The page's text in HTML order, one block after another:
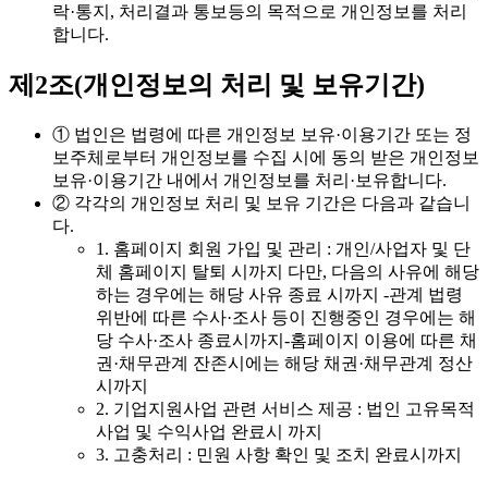
락·통지, 처리결과 통보등의 목적으로 개인정보를 처리
합니다.
제2조(개인정보의 처리 및 보유기간)
① 법인은 법령에 따른 개인정보 보유·이용기간 또는 정
보주체로부터 개인정보를 수집 시에 동의 받은 개인정보
보유·이용기간 내에서 개인정보를 처리·보유합니다.
② 각각의 개인정보 처리 및 보유 기간은 다음과 같습니
다.
1. 홈페이지 회원 가입 및 관리 : 개인/사업자 및 단
체 홈페이지 탈퇴 시까지 다만, 다음의 사유에 해당
하는 경우에는 해당 사유 종료 시까지 -관계 법령
위반에 따른 수사·조사 등이 진행중인 경우에는 해
당 수사·조사 종료시까지-홈페이지 이용에 따른 채
권·채무관계 잔존시에는 해당 채권·채무관계 정산
시까지
2. 기업지원사업 관련 서비스 제공 : 법인 고유목적
사업 및 수익사업 완료시 까지
3. 고충처리 : 민원 사항 확인 및 조치 완료시까지